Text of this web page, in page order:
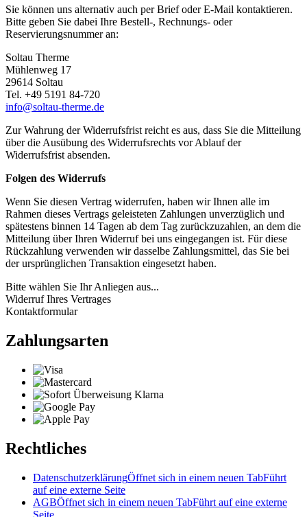
Sie können uns alternativ auch per Brief oder E-Mail kontaktieren.
Bitte geben Sie dabei Ihre Bestell-, Rechnungs- oder
Reservierungsnummer an:
Soltau Therme
Mühlenweg 17
29614 Soltau
Tel. +49 5191 84-720
info@soltau-therme.de
Zur Wahrung der Widerrufsfrist reicht es aus, dass Sie die Mitteilung
über die Ausübung des Widerrufsrechts vor Ablauf der
Widerrufsfrist absenden.
Folgen des Widerrufs
Wenn Sie diesen Vertrag widerrufen, haben wir Ihnen alle im
Rahmen dieses Vertrags geleisteten Zahlungen unverzüglich und
spätestens binnen 14 Tagen ab dem Tag zurückzuzahlen, an dem die
Mitteilung über Ihren Widerruf bei uns eingegangen ist. Für diese
Rückzahlung verwenden wir dasselbe Zahlungsmittel, das Sie bei
der ursprünglichen Transaktion eingesetzt haben.
Bitte wählen Sie Ihr Anliegen aus...
Widerruf Ihres Vertrages
Kontaktformular
Zahlungsarten
Rechtliches
DatenschutzerklärungÖffnet sich in einem neuen TabFührt
auf eine externe Seite
AGBÖffnet sich in einem neuen TabFührt auf eine externe
Seite